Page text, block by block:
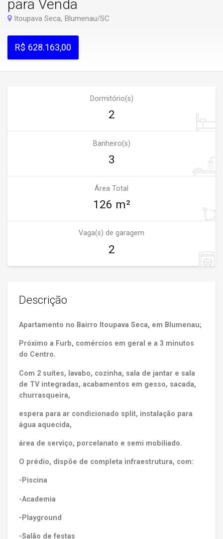
para Venda
Itoupava Seca, Blumenau/SC
R$ 628.163,00
Dormitório(s)
2
Banheiro(s)
3
Área Total
126 m²
Vaga(s) de garagem
2
Descrição
Apartamento no Bairro Itoupava Seca, em Blumenau;
Próximo a Furb, comércios em geral e a 3 minutos
do Centro.
Com 2 suítes, lavabo, cozinha, sala de jantar e sala
de TV integradas, acabamentos em gesso, sacada,
churrasqueira,
espera para ar condicionado split, instalação para
água aquecida,
área de serviço, porcelanato e semi mobiliado.
O prédio, dispõe de completa infraestrutura, com:
-Piscina
-Academia
-Playground
-Salão de festas